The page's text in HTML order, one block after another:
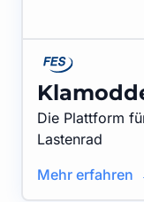
Die Plattform
Lastenrad
Mehr erfahren